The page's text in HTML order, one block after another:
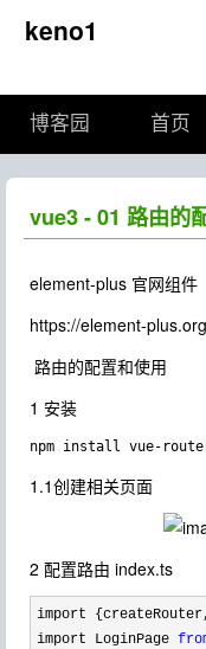
keno1
博客园 首页
vue3 - 01 路由的
element-plus 官网组件
https://element-
路由的配置和使用
1 安装
1.1创建相关页面
2 配置路由 index.ts
import
import LoginPage